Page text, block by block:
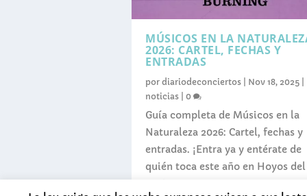
MÚSICOS EN LA
2026: CARTEL, FECHAS Y
ENTRADAS
por diariodeconciertos Nov 18, 2025
noticias
0
Guía completa de Músicos en la
Naturaleza 2026: Cartel, fechas y
entradas. ¡Entra ya y entérate de
quién toca este año en Hoyos del